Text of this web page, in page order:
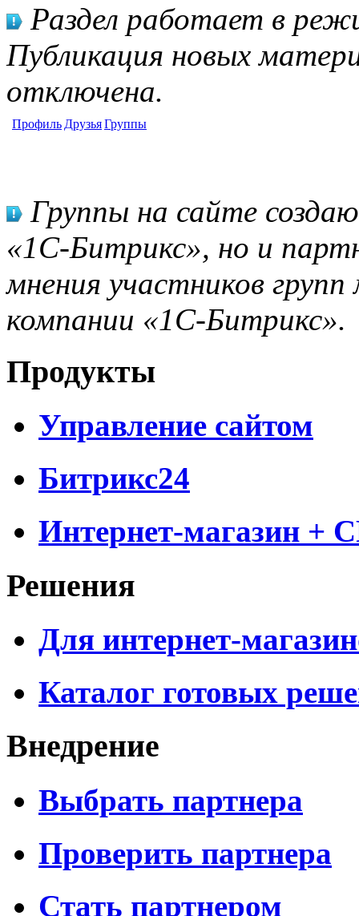
Раздел работает в
Публикация новых
отключена.
Профиль ДрузьяГруппы
Группы на сайте
«1С-Битрикс», но и
мнения участников
компании «1С-Битрикс».
Продукты
Управление сайтом
Битрикс24
Интернет-магазин +
Решения
Для интернет-
Каталог готовых
Внедрение
Выбрать партнера
Проверить партнера
Стать партнером